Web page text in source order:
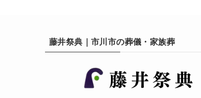
藤井祭典｜市川市の葬儀・家族葬